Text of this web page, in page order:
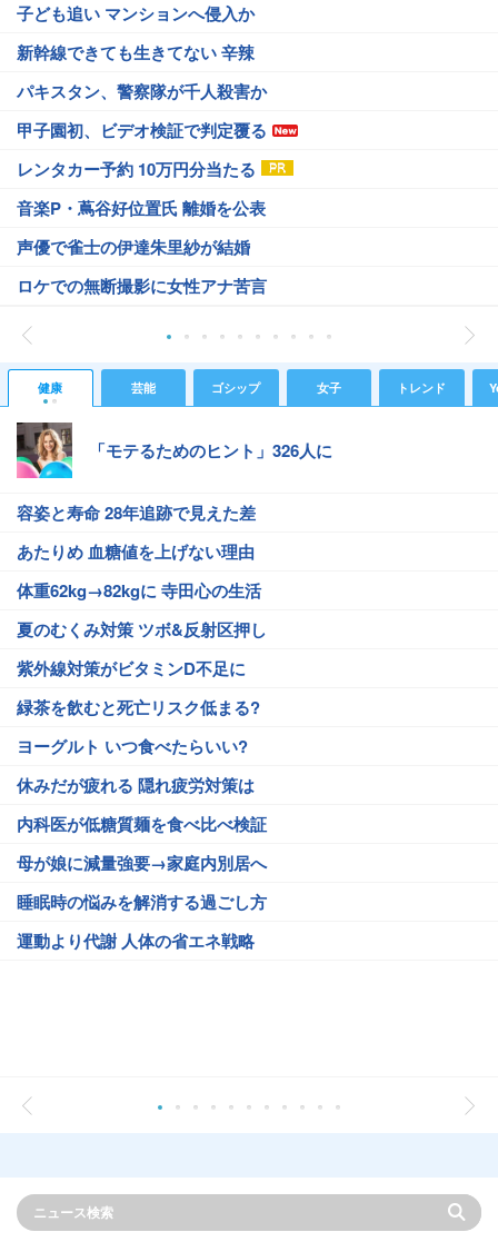
子ども追い マンションへ侵入か
新幹線できても生きてない 辛辣
パキスタン、警察隊が千人殺害か
甲子園初、ビデオ検証で判定覆る
レンタカー予約 10万円分当たる
音楽P・蔦谷好位置氏 離婚を公表
声優で雀士の伊達朱里紗が結婚
ロケでの無断撮影に女性アナ苦言
健康 芸能 ゴシップ 女子 トレンド
「モテるためのヒント」326人に
容姿と寿命 28年追跡で見えた差
あたりめ 血糖値を上げない理由
体重62kg→82kgに 寺田心の生活
夏のむくみ対策 ツボ&反射区押し
紫外線対策がビタミンD不足に
緑茶を飲むと死亡リスク低まる?
ヨーグルト いつ食べたらいい?
休みだが疲れる 隠れ疲労対策は
内科医が低糖質麺を食べ比べ検証
母が娘に減量強要→家庭内別居へ
睡眠時の悩みを解消する過ごし方
運動より代謝 人体の省エネ戦略